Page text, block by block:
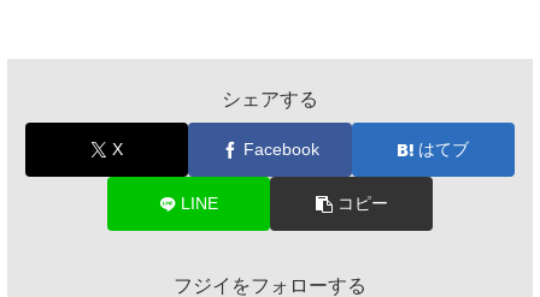
シェアする
X Facebook はてブ
LINE コピー
フジイをフォローする